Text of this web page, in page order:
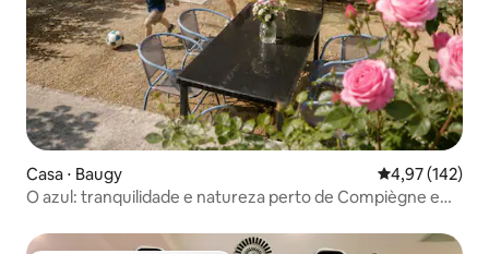
Casa ⋅ Baugy 4,97 de uma
4,97 (142)
O azul: tranquilidade e natureza perto de Compiègne e